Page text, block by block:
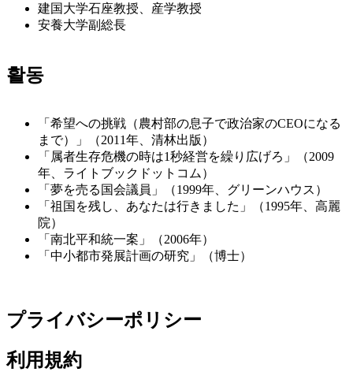
建国大学石座教授、産学教授
安養大学副総長
활동
「希望への挑戦（農村部の息子で政治家のCEOになる
まで）」（2011年、清林出版）
「属者生存危機の時は1秒経営を繰り広げろ」（2009
年、ライトブックドットコム）
「夢を売る国会議員」（1999年、グリーンハウス）
「祖国を残し、あなたは行き​​ました」（1995年、高麗
院）
「南北平和統一案」（2006年）
「中小都市発展計画の研究」（博士）
プライバシーポリシー
利用規約